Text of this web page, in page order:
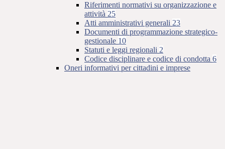
Riferimenti normativi su organizzazione e
attività 25
Atti amministrativi generali 23
Documenti di programmazione strategico-
gestionale 10
Statuti e leggi regionali 2
Codice disciplinare e codice di condotta 6
Oneri informativi per cittadini e imprese